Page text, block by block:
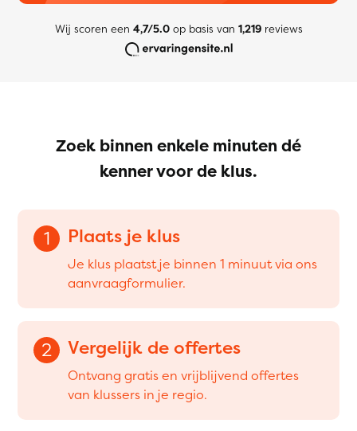
Wij scoren een 4,7/5.0op basis van 1,219reviews
Zoek binnen enkele minuten dé
kenner voor de klus.
1 Plaats je klus
Je klus plaatst je binnen 1 minuut via ons
aanvraagformulier.
2 Vergelijk de offertes
Ontvang gratis en vrijblijvend offertes
van klussers in je regio.